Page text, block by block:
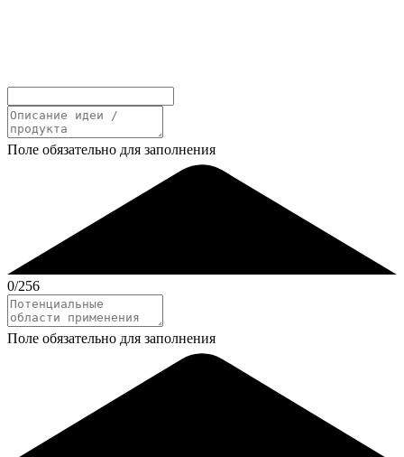
Поле обязательно для заполнения
0/256
Поле обязательно для заполнения